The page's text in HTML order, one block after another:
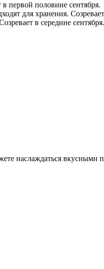
первой половине сентября.
для хранения. Созревает
в середине сентября.
наслаждаться вкусными